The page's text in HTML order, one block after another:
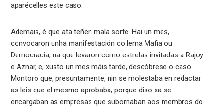
aparécelles este caso.
Ademais, é que ata teñen mala sorte. Hai un mes,
convocaron unha manifestación co lema Mafia ou
Democracia, na que levaron como estrelas invitadas a Rajoy
e Aznar, e, xusto un mes máis tarde, descóbrese o caso
Montoro que, presuntamente, nin se molestaba en redactar
as leis que el mesmo aprobaba, porque diso xa se
encargaban as empresas que subornaban aos membros do